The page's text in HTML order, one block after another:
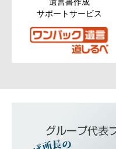
サポートサービス